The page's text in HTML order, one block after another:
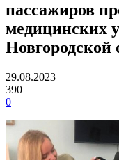
пассажиров
медицинских
Новгородской
29.08.2023
390
0